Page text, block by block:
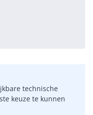
technische
keuze te kunnen